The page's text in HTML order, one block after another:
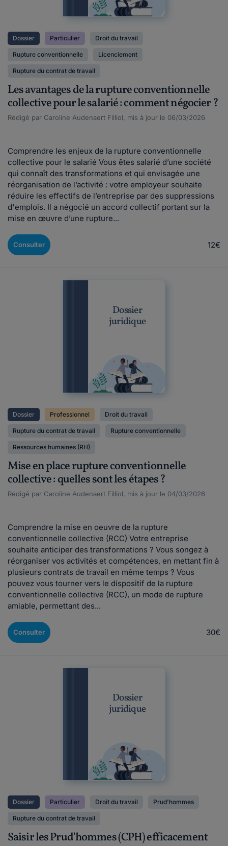
Dossier Particulier Droit du travail
Rupture conventionnelle Licenciement
Rupture du contrat de travail
Les avantages de la rupture conventionnelle
collective pour le salarié : comment négocier ?
Rédigé par Caroline Audenaert Filliol, mis à jour le 06/03/2026
Comprendre les enjeux de la rupture conventionnelle
collective pour le salarié Vous êtes salarié d’une société
qui connaît des transformations et qui envisagée une
réorganisation de l’activité : votre employeur souhaite
réduire les effectifs de l’entreprise par des suppressions
d'emplois. Il a négocié un accord collectif portant sur la
mise en œuvre d’une rupture...
Consulter 12€
Dossier
juridique
Dossier Professionnel Droit du travail
Rupture du contrat de travail Rupture conventionnelle
Ressources humaines (RH)
Mise en place rupture conventionnelle
collective : quelles sont les étapes ?
Rédigé par Caroline Audenaert Filliol, mis à jour le 04/03/2026
Comprendre la mise en oeuvre de la rupture
conventionnelle collective (RCC) Votre entreprise
souhaite anticiper des transformations ? Vous songez à
réorganiser vos activités et compétences, en mettant fin à
plusieurs contrats de travail en même temps ? Vous
pouvez vous tourner vers le dispositif de la rupture
conventionnelle collective (RCC), un mode de rupture
amiable, permettant des...
Consulter 30€
Dossier
juridique
Dossier Particulier Droit du travail Prud'hommes
Rupture du contrat de travail
Saisir les Prud'hommes (CPH) efficacement